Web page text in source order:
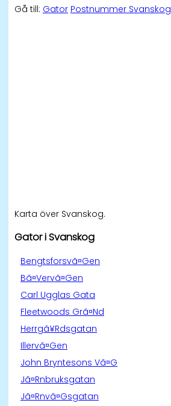
Gå till: Gator Postnummer Svanskog
Karta över Svanskog.
Gator i Svanskog
Bengtsforsvã¤Gen
Bã¤Vervã¤Gen
Carl Ugglas Gata
Fleetwoods Grã¤Nd
Herrgã¥Rdsgatan
Illervã¤Gen
John Bryntesons Vã¤G
Jã¤Rnbruksgatan
Jã¤Rnvã¤Gsgatan